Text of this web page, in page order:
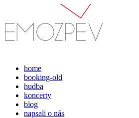
obsahu
home
booking-old
hudba
koncerty
blog
napsali o nás